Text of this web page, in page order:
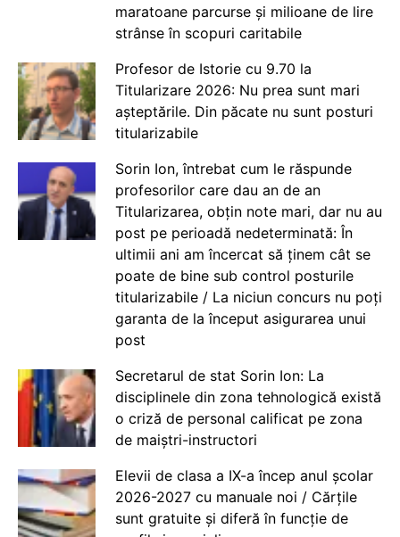
maratoane parcurse și milioane de lire
strânse în scopuri caritabile
Profesor de Istorie cu 9.70 la
Titularizare 2026: Nu prea sunt mari
așteptările. Din păcate nu sunt posturi
titularizabile
Sorin Ion, întrebat cum le răspunde
profesorilor care dau an de an
Titularizarea, obțin note mari, dar nu au
post pe perioadă nedeterminată: În
ultimii ani am încercat să ținem cât se
poate de bine sub control posturile
titularizabile / La niciun concurs nu poți
garanta de la început asigurarea unui
post
Secretarul de stat Sorin Ion: La
disciplinele din zona tehnologică există
o criză de personal calificat pe zona
de maiștri-instructori
Elevii de clasa a IX-a încep anul școlar
2026-2027 cu manuale noi / Cărțile
sunt gratuite și diferă în funcție de